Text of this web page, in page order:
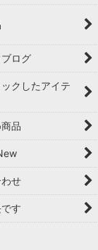
ログ
クしたアイテ
品
せ
す